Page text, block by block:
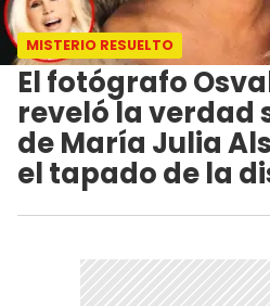
MISTERIO RESUELTO
El fotógrafo
reveló la verdad
de María Julia
el tapado de la